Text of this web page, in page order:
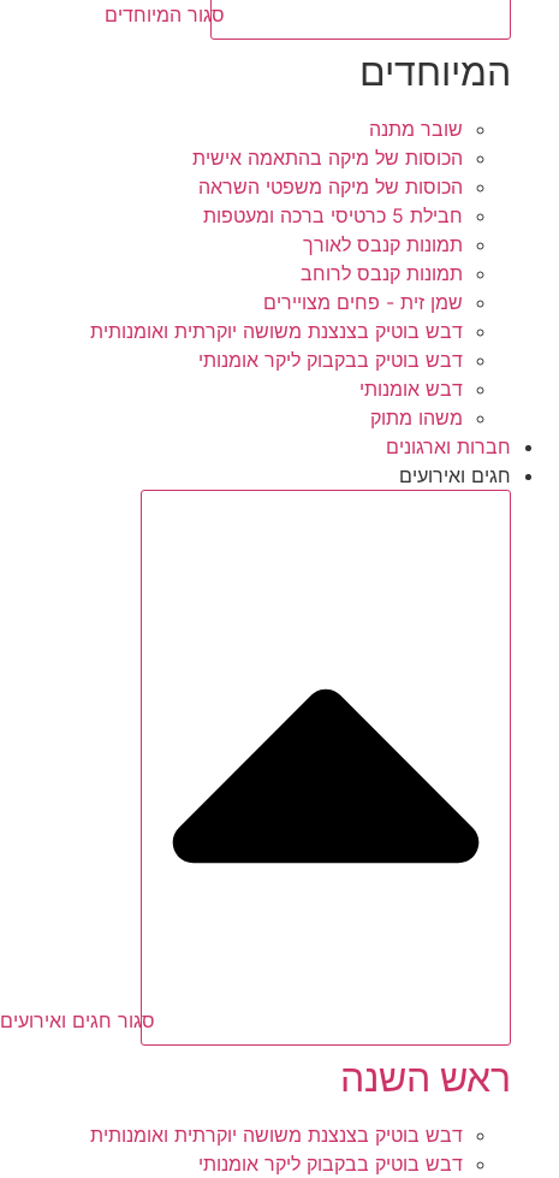
סגור המיוחדים
המיוחדים
שובר מתנה
הכוסות של מיקה בהתאמה אישית
הכוסות של מיקה משפטי השראה
חבילת 5 כרטיסי ברכה ומעטפות
תמונות קנבס לאורך
תמונות קנבס לרוחב
שמן זית - פחים מצויירים
דבש בוטיק בצנצנת משושה יוקרתית ואומנותית
דבש בוטיק בבקבוק ליקר אומנותי
דבש אומנותי
משהו מתוק
חברות וארגונים
חגים ואירועים
סגור חגים ואירועים
ראש השנה
דבש בוטיק בצנצנת משושה יוקרתית ואומנותית
דבש בוטיק בבקבוק ליקר אומנותי